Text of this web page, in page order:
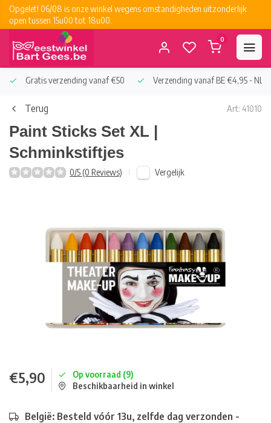
Opgelet! 06/08 is onze winkel wegens omstandigheden uitzonderlijk
open tussen 15u00 tot 18u00.
0
Gratis verzending vanaf €50 Verzending vanaf BE €4,95 - NL
Terug Art: 41010
Paint Sticks Set XL |
Schminkstiftjes
0/5 (0 Reviews) Vergelijk
€5,90
Op voorraad (9)
Beschikbaarheid in winkel
België: Besteld vóór 13u, zelfde dag verzonden -